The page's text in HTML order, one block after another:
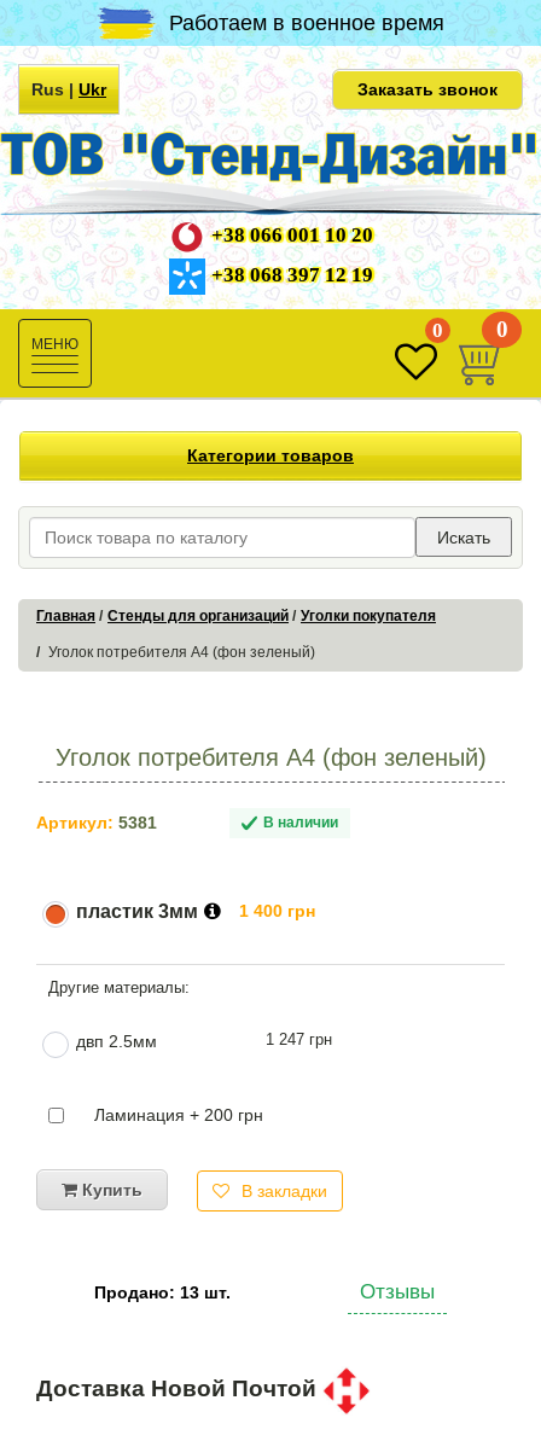
Работаем в военное время
Rus|Ukr Заказать звонок
+38 066 001 10 20
+38 068 397 12 19
Toggle
navigation
0 0
Категории товаров
Искать
Главная Стенды для организаций Уголки покупателя
Уголок потребителя А4 (фон зеленый)
Уголок потребителя А4 (фон зеленый)
Артикул: 5381 В наличии
пластик 3мм 1 400 грн
двп 2.5мм 1 247 грн
Ламинация + 200 грн
Купить В закладки
Продано: 13 шт. Отзывы
Доставка Новой Почтой